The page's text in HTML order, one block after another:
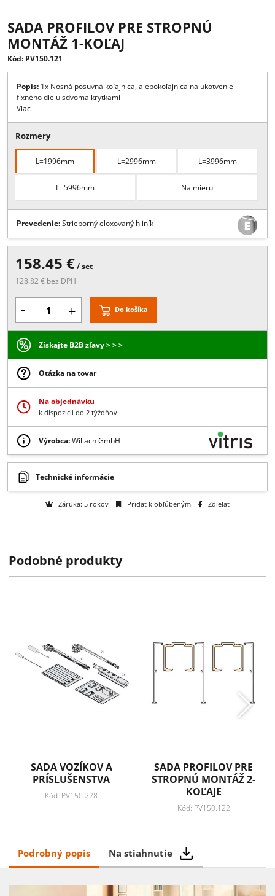
SADA PROFILOV PRE STROPNÚ
MONTÁŽ 1-KOĽAJ
Kód: PV150.121
1x Nosná posuvná koľajnica, alebokoľajnica na ukotvenie
Rozmery
L=1996mm L=2996mm L=3996mm
L=5996mm
Prevedenie:Strieborný eloxovaný hliník
158.45 €/ set
128.82 € bez DPH
- + Do košíka
Získajte B2B zľavy > > >
Otázka na tovar
Na objednávku
k dispozícii do 2 týždňov
Technické informácie
Podobné produkty
SADA VOZÍKOV A
PRÍSLUŠENSTVA
Kód: PV150.228
SADA PROFILOV PRE
STROPNÚ MONTÁŽ 2-
KOĽAJE
Kód: PV150.122
Podrobný popis Na stiahnutie